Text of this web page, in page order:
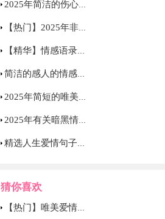
2025年简洁的伤心情感语录汇编80条
【热门】2025年非主流伤感语录摘录38条
【精华】情感语录合集35句
简洁的感人的情感语录集锦86条
2025年简短的唯美伤感语录大合集79句
2025年有关暗黑情感语录28句
精选人生爱情句子摘录38条
猜你喜欢
【热门】唯美爱情句子汇编75条